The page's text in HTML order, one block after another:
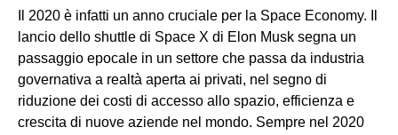
Il 2020 è infatti un anno cruciale per la Space Economy. Il
lancio dello shuttle di Space X di Elon Musk segna un
passaggio epocale in un settore che passa da industria
governativa a realtà aperta ai privati, nel segno di
riduzione dei costi di accesso allo spazio, efficienza e
crescita di nuove aziende nel mondo. Sempre nel 2020